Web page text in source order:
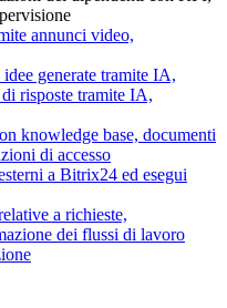
annunci video,
generate tramite IA,
risposte tramite IA,
knowledge base, documenti
di accesso
a Bitrix24 ed esegui
a richieste,
dei flussi di lavoro